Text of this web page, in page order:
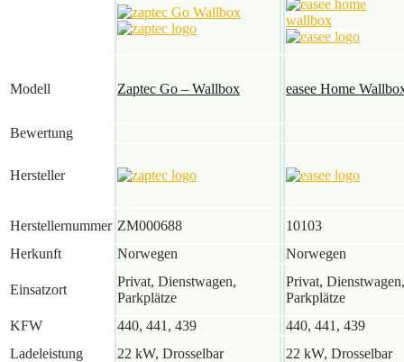
Modell Zaptec Go – Wallbox easee Home
Bewertung
Hersteller
Herstellernummer ZM000688
10103
Herkunft
Norwegen Norwegen
Einsatzort
Privat, Dienstwagen,
Parkplätze
Privat, Dienstwagen,
Parkplätze
KFW
440, 441, 439
440, 441, 439
Ladeleistung
22 kW, Drosselbar
22 kW, Drosselbar